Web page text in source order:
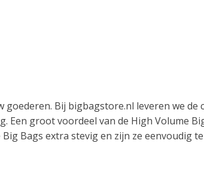
Bij bigbagstore.nl leveren we de
Een groot voordeel van de High Volume
Bags extra stevig en zijn ze eenvoudig